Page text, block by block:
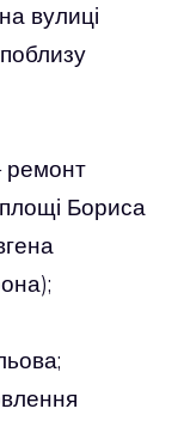
вулиці
ремонт
площі Бориса